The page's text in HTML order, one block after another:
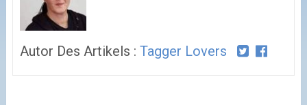
Autor Des Artikels : Tagger Lovers